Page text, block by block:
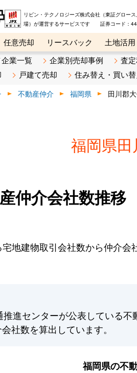
リビン・テクノロジーズ株式会社（東証グロース
場）が運営するサービスです 証券コード：
任意売却 リースバック 土地活用
カンパニー オンライン講座 リ
業一覧 企業別売却事例 査
戸建て売却 住み替え・買い替
不動産仲介 福岡県 田川郡
福岡県
仲介会社数推移
地建物取引会社数から仲介
進センターが公表している不
社数を算出しています。
福岡県の不